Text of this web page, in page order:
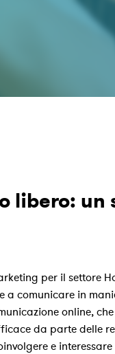
libero:
per il settore
a comunicare in
online,
da parte delle
e